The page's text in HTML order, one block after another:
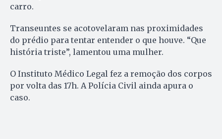
carro.
Transeuntes se acotovelaram nas proximidades
do prédio para tentar entender o que houve. “Que
história triste”, lamentou uma mulher.
O Instituto Médico Legal fez a remoção dos corpos
por volta das 17h. A Polícia Civil ainda apura o
caso.